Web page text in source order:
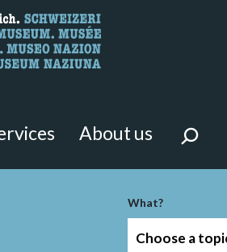
for content on the page.
About us
What?
Choose a